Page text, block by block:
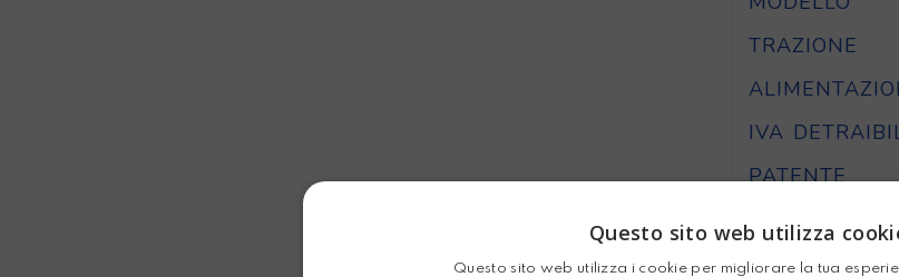
TRAZIONE
IVA
PATENTE
MASSA
COMPLESSIVA
Questo sito web utilizza
Questo sito web utilizza i cookie per migliorare la tua